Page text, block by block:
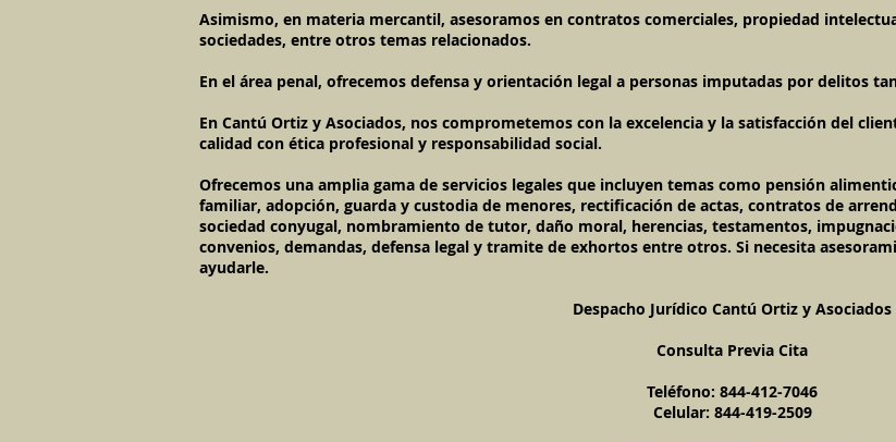
Asimismo, en materia mercantil, asesoramos en contratos comerciales, propiedad
sociedades, entre otros temas relacionados.
En el área penal, ofrecemos defensa y orientación legal a personas imputadas por delitos
En Cantú Ortiz y Asociados, nos comprometemos con la excelencia y la satisfacción del
calidad con ética profesional y responsabilidad social.
Ofrecemos una amplia gama de servicios legales que incluyen temas como pensión
familiar, adopción, guarda y custodia de menores, rectificación de actas, contratos de
sociedad conyugal, nombramiento de tutor, daño moral, herencias, testamentos,
convenios, demandas, defensa legal y tramite de exhortos entre otros. Si necesita
ayudarle.
Despacho Jurídico Cantú Ortiz y Asociados
Consulta Previa Cita
Teléfono: 844-412-7046
Celular: 844-419-2509